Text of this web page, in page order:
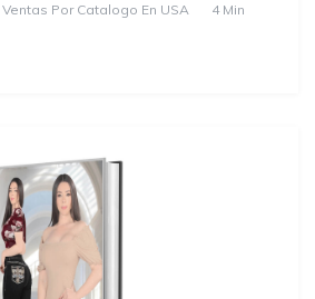
Ventas Por Catalogo En USA
4 Min